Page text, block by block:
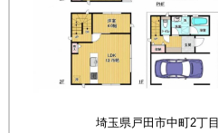
埼玉県戸田市中町2丁目